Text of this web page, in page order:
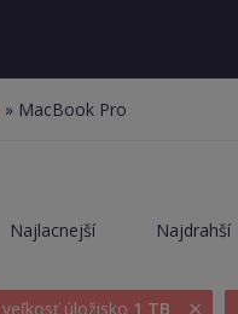
» MacBook Pro
Najlacnejší Najdrahší
veľkosť úložisko 1 TB